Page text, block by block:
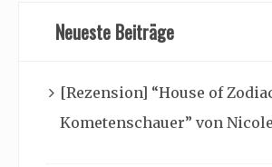
Neueste Beiträge
[Rezension] “House of
Kometenschauer” von